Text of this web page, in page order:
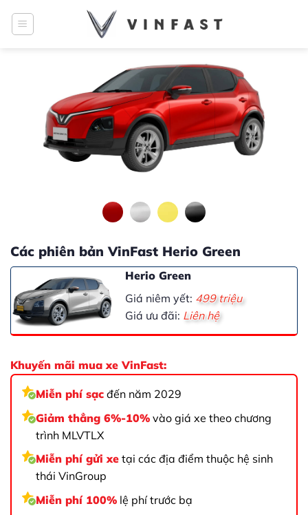
qua
Các phiên bản VinFast Herio Green
Herio Green
Giá niêm yết: 499 triệu
Giá ưu đãi: Liên hệ
Khuyến mãi mua xe VinFast:
Miễn phí sạc đến năm 2029
Giảm thẳng 6%-10% vào giá xe theo chương
trình MLVTLX
Miễn phí gửi xe tại các địa điểm thuộc hệ sinh
thái VinGroup
Miễn phí 100% lệ phí trước bạ